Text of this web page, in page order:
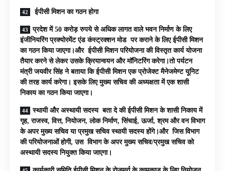
ईपीसी मिशन का गठन होगा
प्रदेश में 50 करोड़ रुपये से अधिक लागत वाले भवन निर्माण के लिए
इंजीनियरिंग प्रक्योरमेंट एंड कंस्ट्रक्शन मोड पर कराने के लिए ईपीसी मिशन
का गठन किया जाएगा।और ईपीसी मिशन परियोजना की विस्तृत कार्य योजना
तैयार करने से लेकर उसके क्रियान्वयन और मॉनिटरिंग करेगा।तो पर्यटन
मंत्री जयवीर सिंह ने बताया कि ईपीसी मिशन एक प्रोजेक्ट मैनेजमेण्ट यूनिट
की तरह कार्य करेगा। इसके लिए मुख्य सचिव की अध्यक्षता में एक शासी
निकाय का गठन किया जाएगा।
स्थायी और अस्थायी सदस्य बता दे की ईपीसी मिशन के शासी निकाय में
गृह, राजस्व, वित्त, नियोजन, लोक निर्माण, सिंचाई, ऊर्जा, श्रम और वन विभाग
के अपर मुख्य सचिव या प्रमुख सचिव स्थायी सदस्य होंगे।और जिस विभाग
की परियोजनाओं होगी, उस विभाग के अपर मुख्य सचिव/प्रमुख सचिव को
अस्थायी सदस्य नियुक्त किया जाएगा।